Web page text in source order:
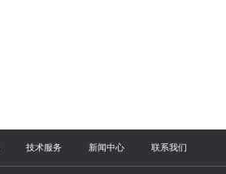
技术服务 新闻中心 联系我们